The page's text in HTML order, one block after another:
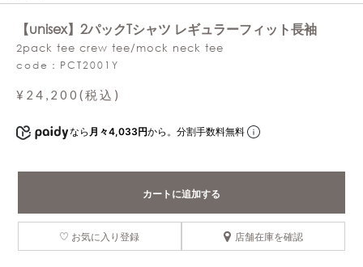
【unisex】2パックTシャツ レギュラーフィット長袖
2pack tee crew tee/mock neck tee
code：PCT2001Y
¥24,200(税込)
なら 月々4,033円から。分割手数料無料
カートに追加する
お気に入り登録 店舗在庫を確認